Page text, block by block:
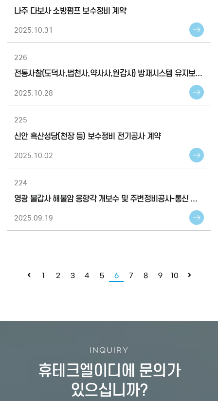
나주 다보사 소방펌프 보수정비 계약
2025.10.31
226
전통사찰(도덕사,법천사,약사사,원갑사) 방재시스템 유지보수 계약
2025.10.28
225
신안 흑산성당(천장 등) 보수정비 전기공사 계약
2025.10.02
224
영광 불갑사 해불암 응향각 개보수 및 주변정비공사-통신 계약
2025.09.19
1 2 3 4 5 6 7 8 9 10
INQUIRY
휴테크엘이디에 문의가
있으십니까?